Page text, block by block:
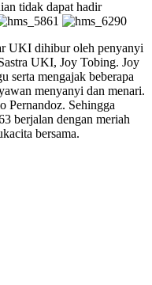
tidak dapat hadir
UKI dihibur oleh penyanyi
UKI, Joy Tobing. Joy
serta mengajak beberapa
menyanyi dan menari.
Pernandoz. Sehingga
berjalan dengan meriah
bersama.